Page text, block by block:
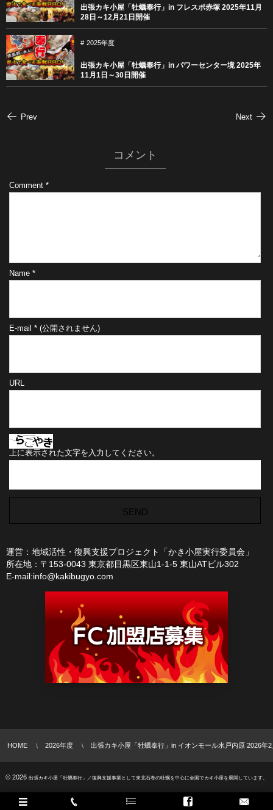
出張カキ小屋「牡蠣奉行」in フレスポ赤塚 2025年11月
28日～12月21日開催
2025年度
出張カキ小屋「牡蠣奉行」in パワーセンター境 2025年
11月1日～30日開催
Prev Next
コメント
Comment *
Name *
E-mail * (公開されません)
URL
上に表示された文字を入力してください。
運営：地域活性・復興支援プロジェクト「かき小屋実行委員会」
所在地：〒153-0043 東京都目黒区東山1-1-5 東山ATビル302
E-mail:info@kakibugyo.com
HOME 2026年度 出張カキ小屋「牡蠣奉行」in イオンモール水戸内原 2026年
© 2026 出張カキ小屋「牡蠣奉行」／復興支援事業として東北石巻の牡蠣を中心に全国でカキ小屋を展開しています。